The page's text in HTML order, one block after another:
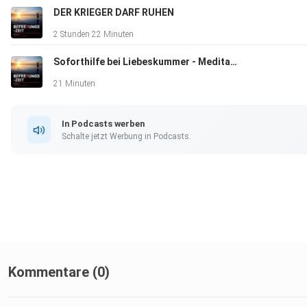
DER KRIEGER DARF RUHEN
2 Stunden 22 Minuten
Soforthilfe bei Liebeskummer - Meditation
21 Minuten
In Podcasts werben
Schalte jetzt Werbung in Podcasts.
Kommentare (0)